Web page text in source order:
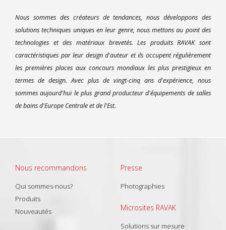
Nous sommes des créateurs de tendances, nous développons des
solutions techniques uniques en leur genre, nous mettons au point des
technologies et des matériaux brevetés. Les produits RAVAK sont
caractéristiques par leur design d'auteur et ils occupent régulièrement
les premières places aux concours mondiaux les plus prestigieux en
termes de design. Avec plus de vingt-cinq ans d'expérience, nous
sommes aujourd'hui le plus grand producteur d'équipements de salles
de bains d'Europe Centrale et de l'Est.
Nous recommandons
Qui sommes-nous?
Produits
Nouveautés
Presse
Photographies
Microsites RAVAK
Solutions sur mesure